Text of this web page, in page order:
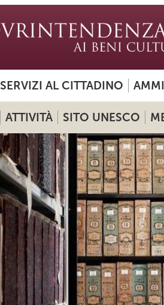
SERVIZI AL CITTADINO
ATTIVITÀ SITO UNESCO